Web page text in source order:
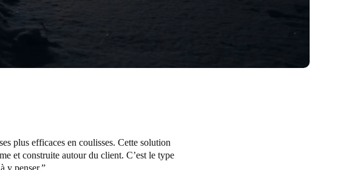
plus efficaces en coulisses. Cette solution
et construite autour du client. C’est le type
y penser.